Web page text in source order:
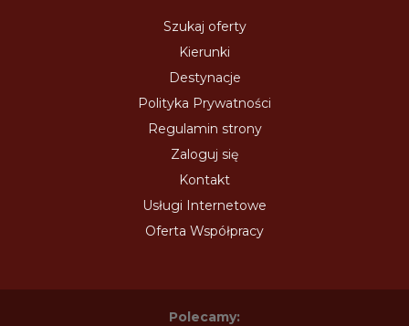
Szukaj oferty
Kierunki
Destynacje
Polityka Prywatności
Regulamin strony
Zaloguj się
Kontakt
Usługi Internetowe
Oferta Współpracy
Polecamy: